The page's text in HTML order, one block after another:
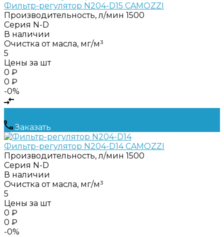
Фильтр-регулятор N204-D15 CAMOZZI
Производительность, л/мин 1500
Серия N-D
В наличии
Очистка от масла, мг/м³
5
Цены за шт
0 ₽
0 ₽
-0%
Заказать
Фильтр-регулятор N204-D14 CAMOZZI
Производительность, л/мин 1500
Серия N-D
В наличии
Очистка от масла, мг/м³
5
Цены за шт
0 ₽
0 ₽
-0%